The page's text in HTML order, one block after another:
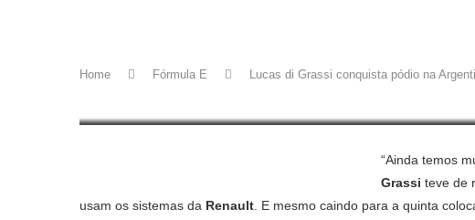
Home Fórmula E Lucas di Grassi conquista pódio na
LUCAS DI GRASSI CONQUISTA
“Ainda temos
Grassi teve de
usam os sistemas da Renault . E mesmo caindo para a quinta